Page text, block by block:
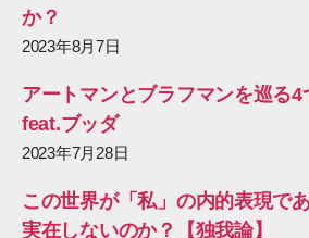
か？
2023年8月7日
アートマンとブラフマンを巡る
feat.ブッダ
2023年7月28日
この世界が「私」の内的表現で
実在しないのか？【独我論】